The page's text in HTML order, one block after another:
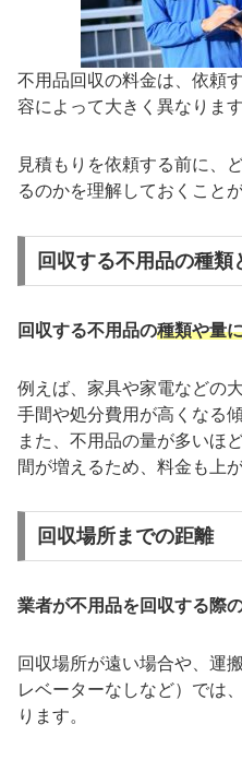
不用品回収の料金は、依頼
容によって大きく異なります
見積もりを依頼する前に、
るのかを理解しておくこと
回収する不用品の種類
回収する不用品の種類や量
例えば、家具や家電などの
手間や処分費用が高くなる
また、不用品の量が多いほ
間が増えるため、料金も上が
回収場所までの距離
業者が不用品を回収する際
回収場所が遠い場合や、運
レベーターなしなど）では
ります。